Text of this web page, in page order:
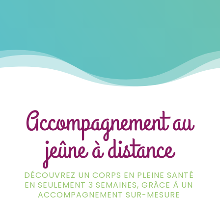
Accompagnement au
jeûne à distance
DÉCOUVREZ UN CORPS EN PLEINE SANTÉ
EN SEULEMENT 3 SEMAINES, GRÂCE À UN
ACCOMPAGNEMENT SUR-MESURE